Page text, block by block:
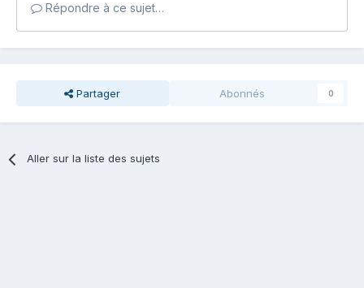
Répondre à ce sujet…
Partager Abonnés 0
Aller sur la liste des sujets